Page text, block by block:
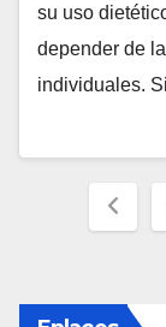
su uso
depender de
individuales.